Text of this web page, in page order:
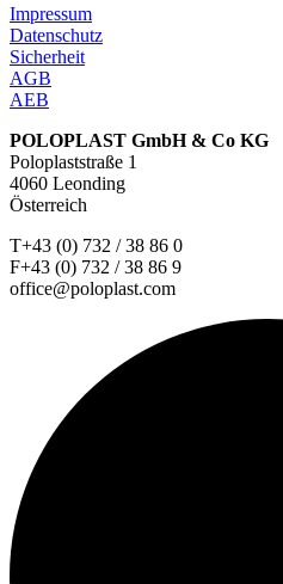
Impressum
Datenschutz
Sicherheit
AGB
AEB
POLOPLAST GmbH & Co KG
Poloplaststraße 1
4060 Leonding
Österreich
T+43 (0) 732 / 38 86 0
F+43 (0) 732 / 38 86 9
office@poloplast.com